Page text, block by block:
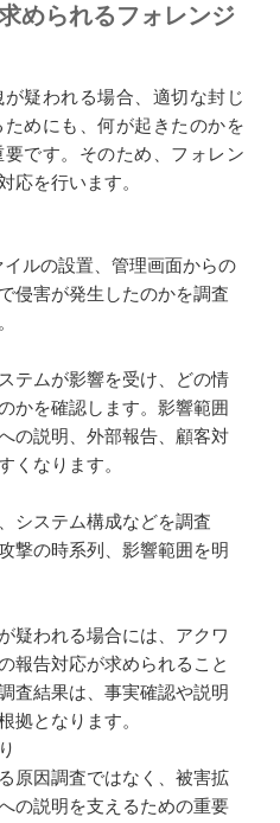
められるフォレンジ
疑われる場合、適切な封じ
めにも、何が起きたのかを
です。そのため、フォレン
応を行います。
ルの設置、管理画面からの
侵害が発生したのかを調査
テムが影響を受け、どの情
かを確認します。影響範囲
の説明、外部報告、顧客対
くなります。
システム構成などを調査
撃の時系列、影響範囲を明
疑われる場合には、アクワ
報告対応が求められること
査結果は、事実確認や説明
拠となります。
原因調査ではなく、被害拡
の説明を支えるための重要